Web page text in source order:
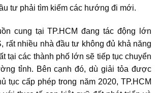
tư phải tìm kiếm các hướng đi mới.
cung tại TP.HCM đang tác động lớn
rất nhiều nhà đầu tư không đủ khả năng
tại các thành phố lớn sẽ tiếp tục chuyển
tỉnh. Bên cạnh đó, dù giải tỏa được
tục cấp phép trong năm 2020, TP.HCM